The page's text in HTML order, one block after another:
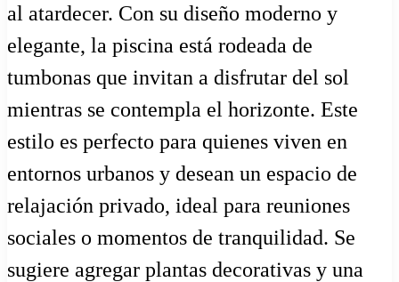
al atardecer. Con su diseño moderno y
elegante, la piscina está rodeada de
tumbonas que invitan a disfrutar del sol
mientras se contempla el horizonte. Este
estilo es perfecto para quienes viven en
entornos urbanos y desean un espacio de
relajación privado, ideal para reuniones
sociales o momentos de tranquilidad. Se
sugiere agregar plantas decorativas y una